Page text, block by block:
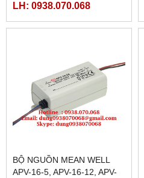
36,LPF-36
LH: 0938.070.068
BỘ NGUỒN MEAN WELL
APV-16-5, APV-16-12, APV-